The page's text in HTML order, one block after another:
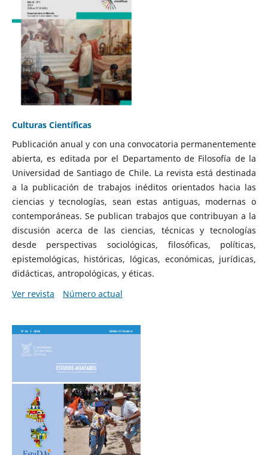
Culturas Científicas
Publicación anual y con una convocatoria permanentemente
abierta, es editada por el Departamento de Filosofía de la
Universidad de Santiago de Chile. La revista está destinada
a la publicación de trabajos inéditos orientados hacia las
ciencias y tecnologías, sean estas antiguas, modernas o
contemporáneas. Se publican trabajos que contribuyan a la
discusión acerca de las ciencias, técnicas y tecnologías
desde perspectivas sociológicas, filosóficas, políticas,
epistemológicas, históricas, lógicas, económicas, jurídicas,
didácticas, antropológicas, y éticas.
Ver revista
Número actual